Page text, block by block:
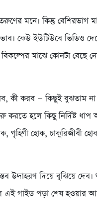
মনে। কিন্তু বেশিরভাগ
কেউ ইউটিউবে ভিডিও দেখে
মাঝে কোনটা বেছে
কী করব — কিছুই বুঝতাম
হলে কিছু নির্দিষ্ট ধাপ
গৃহিণী হোক, চাকুরিজীবী
উদাহরণ দিয়ে বুঝিয়ে
এই গাইড পড়া শেষ হওয়ার